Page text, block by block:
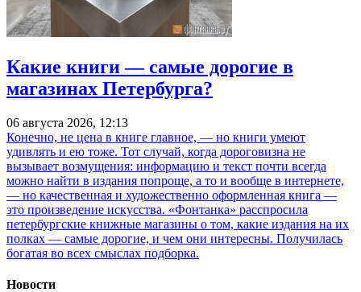
Какие книги — самые дорогие в
магазинах Петербурга?
06 августа 2026, 12:13
Конечно, не цена в книге главное, — но книги умеют
удивлять и ею тоже. Тот случай, когда дороговизна не
вызывает возмущения: информацию и текст почти всегда
можно найти в издания попроще, а то и вообще в интернете,
— но качественная и художественно оформленная книга —
это произведение искусства. «Фонтанка» расспросила
петербургские книжные магазины о том, какие издания на их
полках — самые дорогие, и чем они интересны. Получилась
богатая во всех смыслах подборка.
Новости